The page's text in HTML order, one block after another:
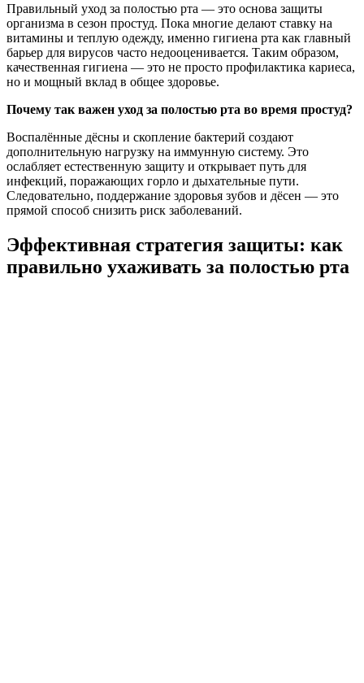
Правильный уход за полостью рта — это основа защиты
организма в сезон простуд. Пока многие делают ставку на
витамины и теплую одежду, именно гигиена рта как главный
барьер для вирусов часто недооценивается. Таким образом,
качественная гигиена — это не просто профилактика кариеса,
но и мощный вклад в общее здоровье.
Почему так важен уход за полостью рта во время простуд?
Воспалённые дёсны и скопление бактерий создают
дополнительную нагрузку на иммунную систему. Это
ослабляет естественную защиту и открывает путь для
инфекций, поражающих горло и дыхательные пути.
Следовательно, поддержание здоровья зубов и дёсен — это
прямой способ снизить риск заболеваний.
Эффективная стратегия защиты: как
правильно ухаживать за полостью рта